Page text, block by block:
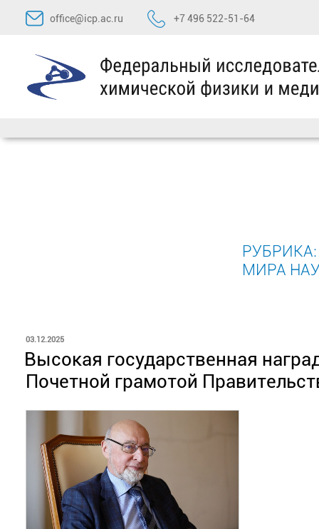
Перейти
содержимому
office@icp.ac.ru +7 496 522-51-64
МИРА
ОПУБЛИКОВАНО
03.12.2025
Высокая государственная
Почетной грамотой